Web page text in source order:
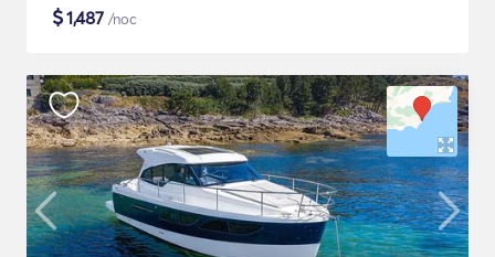
$1,487 /noc